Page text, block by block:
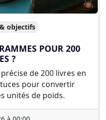
objectifs
POUR 200
?
de 200 livres en
pour convertir
unités de poids.